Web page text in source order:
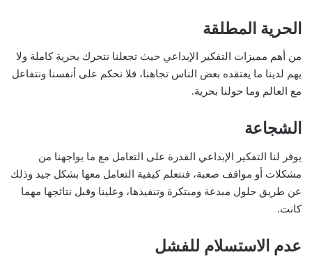
الحرية المطلقة
من أهم مميزات التفكير الإبداعي حيث تجعلنا نتحرك بحرية كاملة ولا
يهم لدينا ما يعتقده بعض الناس تجاهنا، فلا نحكم على أنفسنا ونتفاعل
مع العالم وما حولنا بحرية.
الشجاعة
يوفر لنا التفكير الإبداعي القدرة على التعامل مع ما يواجهنا من
مشكلات أو مواقف صعبة، فنتعلم كيفية التعامل معها بشكل جيد وذلك
عن طريق حلول مبدعة ومبتكرة وتنفيذها، وعلينا وقبل نتائجها مهما
كانت.
عدم الاستسلام للفشل